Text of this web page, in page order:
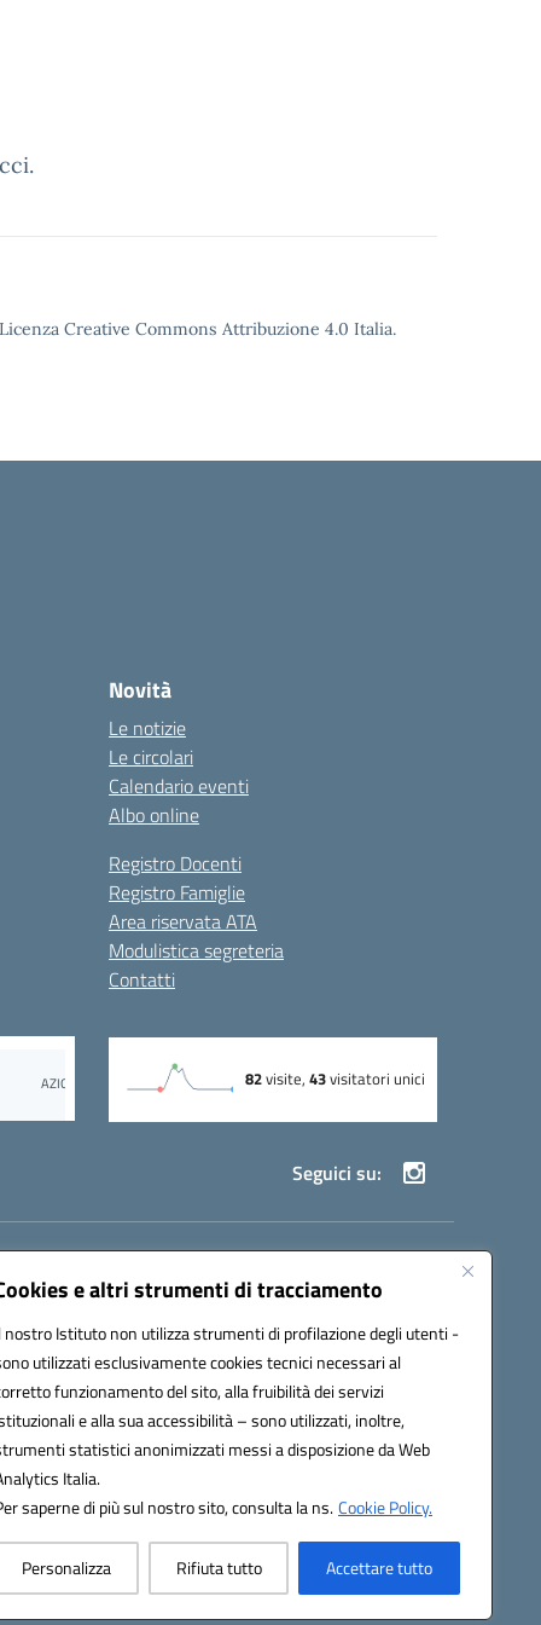
e altri strumenti di tracciamento
nostro Istituto non utilizza strumenti di profilazione degli utenti -
utilizzati esclusivamente cookies tecnici necessari al
funzionamento del sito, alla fruibilità dei servizi
e alla sua accessibilità – sono utilizzati, inoltre,
statistici anonimizzati messi a disposizione da Web
Italia.
saperne di più sul nostro sito, consulta la ns.Cookie Policy.
Personalizza Rifiuta tutto Accettare tutto
Creative Commons Attribuzione 4.0 Italia.
Novità
Le notizie
Le circolari
Calendario eventi
Albo online
Registro Docenti
Registro Famiglie
Area riservata ATA
Modulistica segreteria
Contatti
Seguici su: